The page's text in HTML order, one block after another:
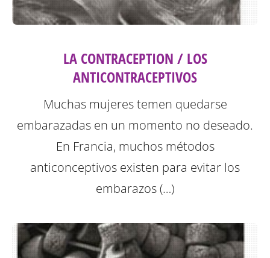
LA CONTRACEPTION / LOS
ANTICONTRACEPTIVOS
Muchas mujeres temen quedarse
embarazadas en un momento no deseado.
En Francia, muchos métodos
anticonceptivos existen para evitar los
embarazos (…)